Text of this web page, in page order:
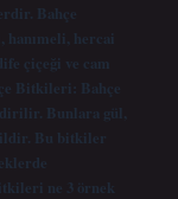
Bahçe
hanımeli, hercai
çiçeği ve cam
Bitkileri: Bahçe
Bunlara gül,
Bu bitkiler
ne 3 örnek